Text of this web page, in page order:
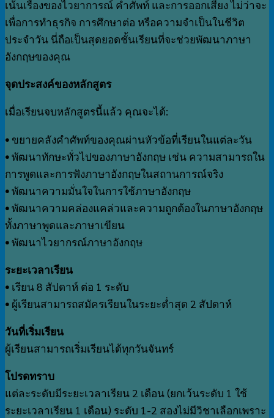
เน้นเรื่องของไวยาการณ์ คำศัพท์ และการออกเสียง ไม่ว่าจะ
เพื่อการทำธุรกิจ การศึกษาต่อ หรือความจำเป็นในชีวิต
ประจำวัน นี่ถือเป็นสุดยอดชั้นเรียนที่จะช่วยพัฒนาภาษา
อังกฤษของคุณ
จุดประสงค์ของหลักสูตร
เมื่อเรียนจบหลักสูตรนี้แล้ว คุณจะได้:
• ขยายคลังคำศัพท์ของคุณผ่านหัวข้อที่เรียนในแต่ละวัน
•พัฒนาทักษะทั่วไปของภาษาอังกฤษ เช่น ความสามารถใน
การพูดและการฟังภาษาอังกฤษในสถานการณ์จริง
•พัฒนาความมั่นใจในการใช้ภาษาอังกฤษ
•พัฒนาความคล่องแคล่วและความถูกต้องในภาษาอังกฤษ
ทั้งภาษาพูดและภาษาเขียน
•พัฒนาไวยากรณ์ภาษาอังกฤษ
ระยะเวลาเรียน
• เรียน 8 สัปดาห์ ต่อ 1 ระดับ
• ผู้เรียนสามารถสมัครเรียนในระยะต่ำสุด 2 สัปดาห์
วันที่เริ่มเรียน
ผู้เรียนสามารถเริ่มเรียนได้ทุกวันจันทร์
โปรดทราบ
แต่ละระดับมีระยะเวลาเรียน 2 เดือน (ยกเว้นระดับ 1 ใช้
ระยะเวลาเรียน 1 เดือน) ระดับ 1-2 สองไม่มีวิชาเลือกเพราะ